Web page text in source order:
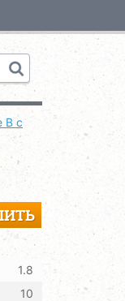
B с
1.8
10